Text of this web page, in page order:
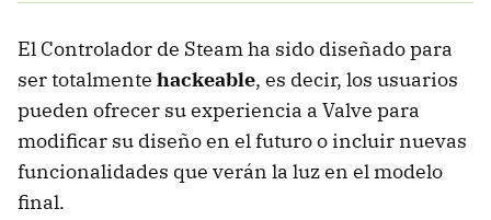
El Controlador de Steam ha sido diseñado para
ser totalmente hackeable, es decir, los usuarios
pueden ofrecer su experiencia a Valve para
modificar su diseño en el futuro o incluir nuevas
funcionalidades que verán la luz en el modelo
final.